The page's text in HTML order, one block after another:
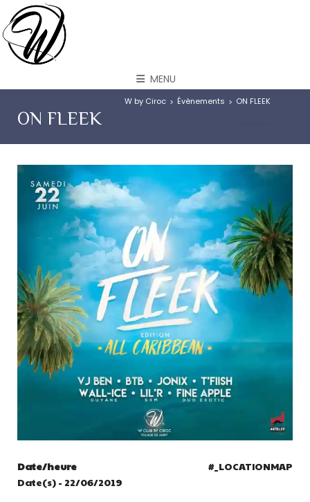
MENU
ON FLEEK
W by Ciroc > Évènements > ON FLEEK
#_LOCATIONMAP
Date/heure
Date(s) - 22/06/2019